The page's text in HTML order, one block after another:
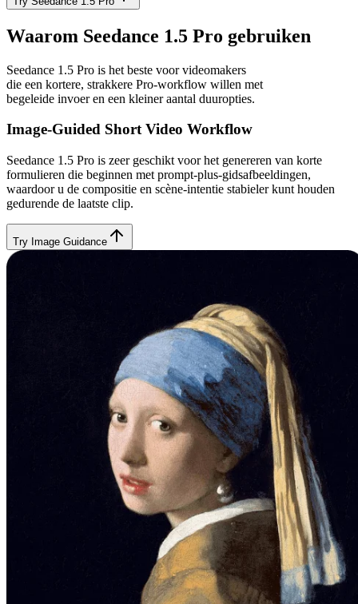
Waarom Seedance 1.5 Pro gebruiken
Seedance 1.5 Pro is het beste voor videomakers
die een kortere, strakkere Pro-workflow willen met
begeleide invoer en een kleiner aantal duuropties.
Image-Guided Short Video Workflow
Seedance 1.5 Pro is zeer geschikt voor het genereren van korte
formulieren die beginnen met prompt-plus-gidsafbeeldingen,
waardoor u de compositie en scène-intentie stabieler kunt houden
gedurende de laatste clip.
Try Image Guidance